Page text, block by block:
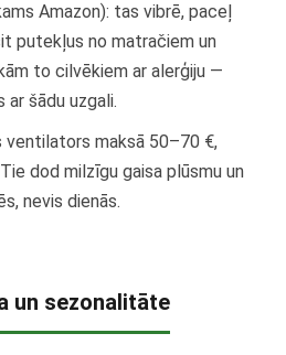
Amazon): tas vibrē, paceļ
putekļus no matračiem un
to cilvēkiem ar alerģiju —
šādu uzgali.
ventilators maksā 50–70 €,
dod milzīgu gaisa plūsmu un
nevis dienās.
un sezonalitāte